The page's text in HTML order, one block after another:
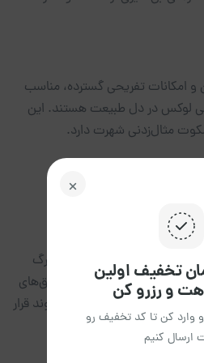
و امکانات تفریحی گسترده، مناسب
لوکس در دل طبیعت هستند. این
مثال‌زدنی شهرت دارد.
دماوند
در مجتمع‌های مسکونی یا
برای خانواده‌ها و گروه‌های بزرگ
دارای آشپزخانه مجهز، اتاق‌های
هستند و در مناطق شهری دماوند قرار
تومان تخفیف اولین
و رزرو کن
وارد کن تا کد تخفیف رو
ارسال کنیم